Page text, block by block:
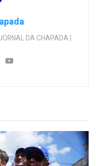
DA CHAPADA |